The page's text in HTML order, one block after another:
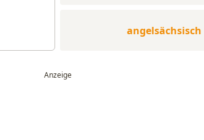
angelsächsisch